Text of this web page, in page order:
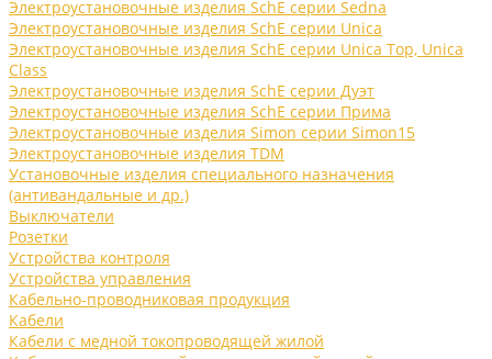
Электроустановочные изделия SchE серии Sedna
Электроустановочные изделия SchE серии Unica
Электроустановочные изделия SchE серии Unica Top, Unica
Class
Электроустановочные изделия SchE серии Дуэт
Электроустановочные изделия SchE серии Прима
Электроустановочные изделия Simon серии Simon15
Электроустановочные изделия TDM
Установочные изделия специального назначения
(антивандальные и др.)
Выключатели
Розетки
Устройства контроля
Устройства управления
Кабельно-проводниковая продукция
Кабели
Кабели с медной токопроводящей жилой